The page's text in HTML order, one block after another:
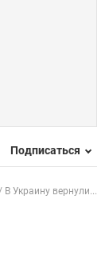
Подписаться
В Украину вернули...